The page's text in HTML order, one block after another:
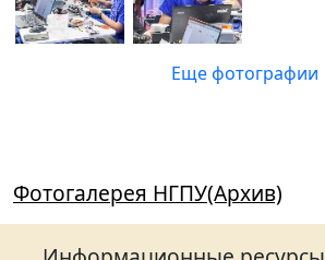
Еще фотографии
Фотогалерея НГПУ(Архив)